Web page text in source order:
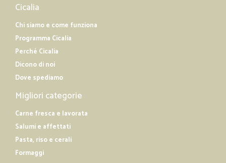
Cicalia
Chi siamo e come funziona
Programma Cicalia
Perché Cicalia
Dicono di noi
Dove spediamo
Migliori categorie
Carne fresca e lavorata
Salumi e affettati
Pasta, riso e cerali
Formaggi